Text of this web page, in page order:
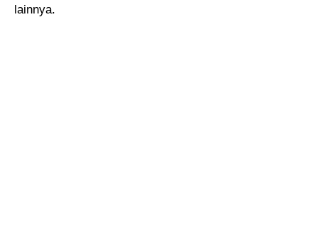
lainnya.